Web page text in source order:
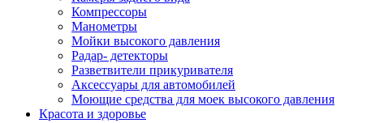
Компрессоры
Манометры
Мойки высокого давления
Радар- детекторы
Разветвители прикуривателя
Аксессуары для автомобилей
Моющие средства для моек высокого давления
Красота и здоровье